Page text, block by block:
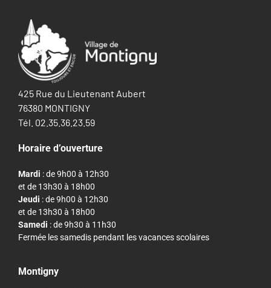
425 Rue du Lieutenant Aubert
76380 MONTIGNY
Tél. 02.35.36.23.59
Horaire d’ouverture
Mardi : de 9h00 à 12h30
et de 13h30 à 18h00
Jeudi : de 9h00 à 12h30
et de 13h30 à 18h00
Samedi : de 9h30 à 11h30
Fermée les samedis pendant les vacances scolaires
Montigny